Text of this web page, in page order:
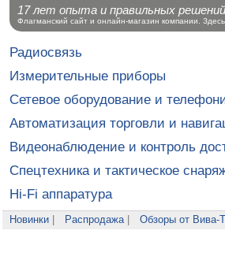
Радиосвязь
Измерительные приборы
Сетевое оборудование и
Автоматизация торговли и
Видеонаблюдение и контроль
Спецтехника и тактическое
Hi-Fi аппаратура
Новинки Распродажа| Обзоры от Вива-
17 лет опыта и правильных
Флагманский сайт и онлайн-магазин компании.